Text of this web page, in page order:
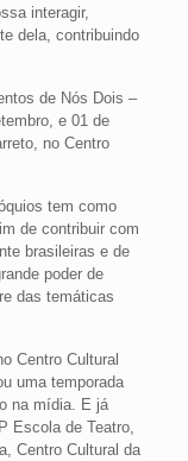
interagir,
dela, contribuindo
de Nós Dois –
e 01 de
no Centro
tem como
de contribuir com
brasileiras e de
poder de
das temáticas
Centro Cultural
uma temporada
na mídia. E já
Escola de Teatro,
Centro Cultural da